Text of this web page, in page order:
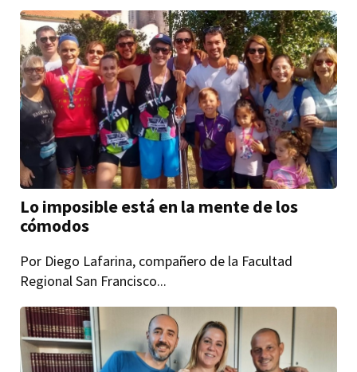
Lo imposible está en la mente de los
cómodos
Por Diego Lafarina, compañero de la Facultad
Regional San Francisco...